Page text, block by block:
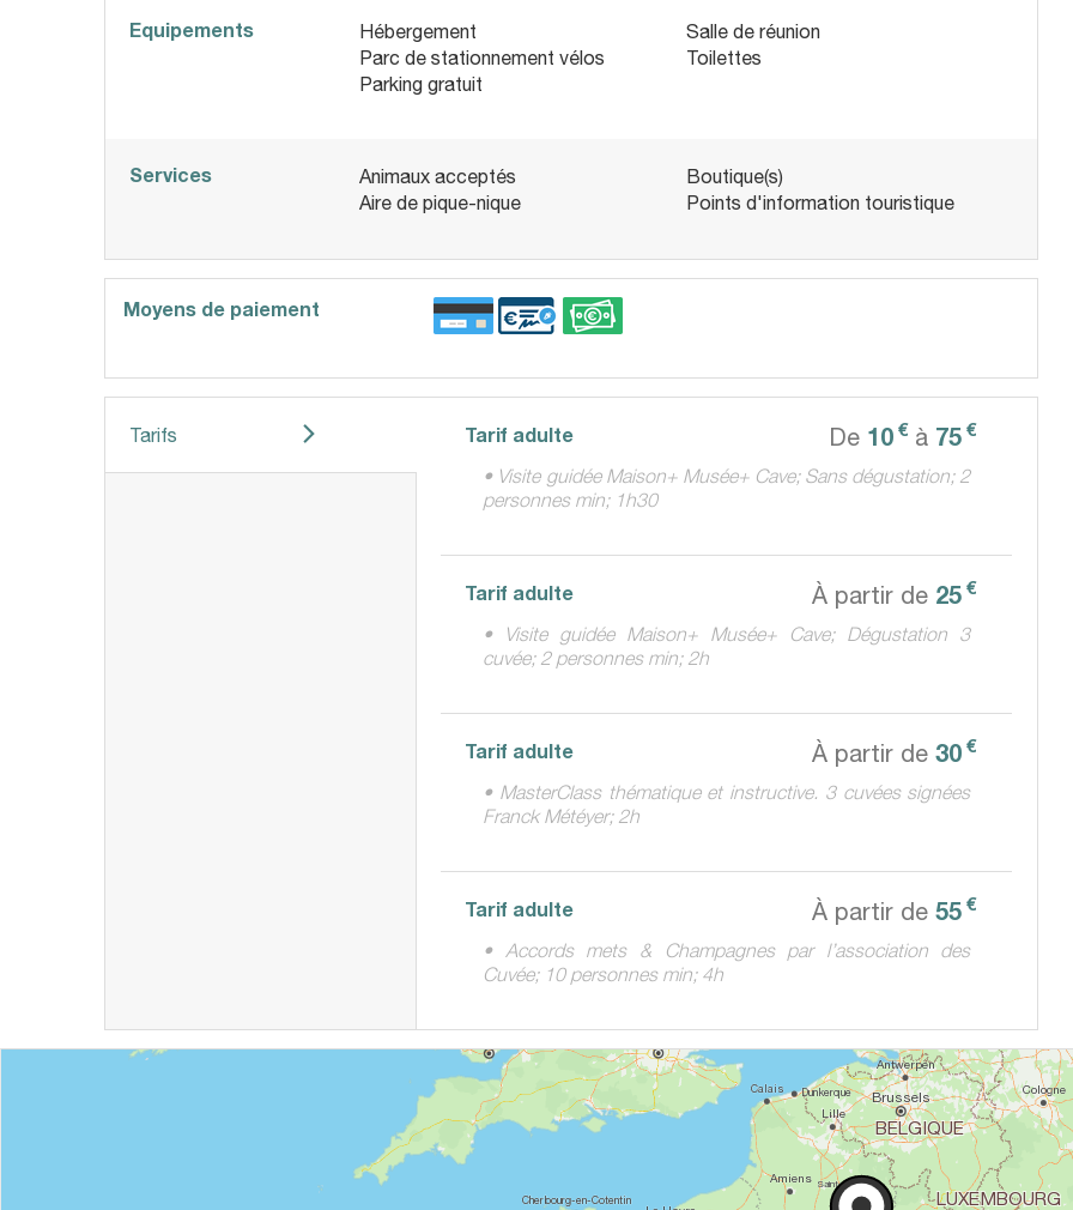
Equipements
Hébergement
Parc de stationnement vélos
Parking gratuit
Salle de réunion
Toilettes
Services
Animaux acceptés
Aire de pique-nique
Boutique(s)
Points d'information touristique
Moyens de paiement
Tarifs Tarif adulte De 10 € à 75 €
• Visite guidée Maison+ Musée+ Cave; Sans dégustation; 2
personnes min; 1h30
Tarif adulte À partir de 25 €
• Visite guidée Maison+ Musée+ Cave; Dégustation 3
cuvée; 2 personnes min; 2h
Tarif adulte À partir de30 €
• MasterClass thématique et instructive. 3 cuvées signées
Franck Météyer; 2h
Tarif adulte À partir de55 €
• Accords mets & Champagnes par l’association des
Cuvée; 10 personnes min; 4h